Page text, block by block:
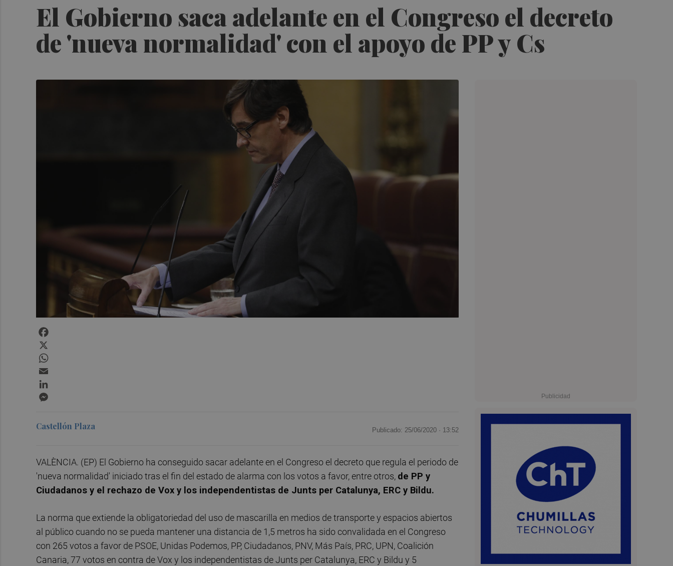
El Gobierno saca adelante en el Congreso el decreto
de 'nueva normalidad' con el apoyo de PP y Cs
Castellón Plaza Publicado: 25/06/2020 · 13:52
VALÈNCIA. (EP) El Gobierno ha conseguido sacar adelante en el Congreso el decreto que regula el periodo de
'nueva normalidad' iniciado tras el fin del estado de alarma con los votos a favor, entre otros, de PP y
Ciudadanos y el rechazo de Vox y los independentistas de Junts per Catalunya, ERC y Bildu.
La norma que extiende la obligatoriedad del uso de mascarilla en medios de transporte y espacios abiertos
al público cuando no se pueda mantener una distancia de 1,5 metros ha sido convalidada en el Congreso
con 265 votos a favor de PSOE, Unidas Podemos, PP, Ciudadanos, PNV, Más País, PRC, UPN, Coalición
Canaria, 77 votos en contra de Vox y los independentistas de Junts per Catalunya, ERC y Bildu y 5